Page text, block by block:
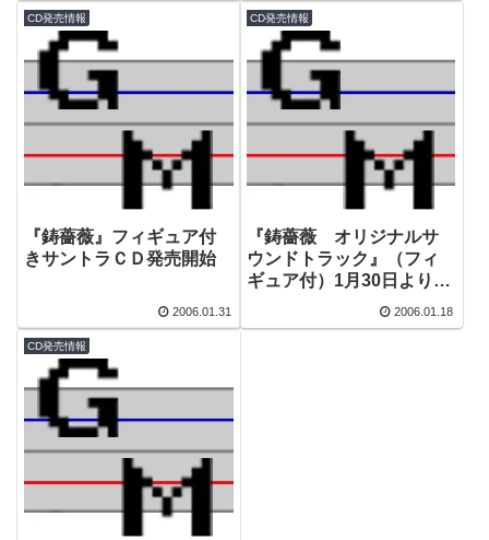
CD発売情報
『鋳薔薇』フィギュア付
きサントラＣＤ発売開始
2006.01.31
CD発売情報
『鋳薔薇 オリジナルサ
ウンドトラック』（フィ
ギュア付）1月30日より発
2006.01.18
CD発売情報